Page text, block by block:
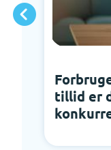
tillid er